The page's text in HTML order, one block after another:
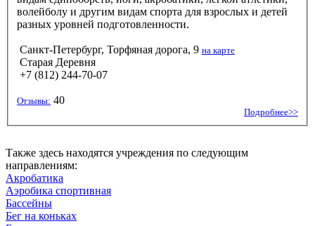
волейболу и другим видам спорта для взрослых и детей
разных уровней подготовленности.
Санкт-Петербург, Торфяная дорога, 9 на карте
Старая Деревня
+7 (812) 244-70-07
Отзывы: 40
Подробнее>>
Также здесь находятся учреждения по следующим
направлениям:
Акробатика
Аэробика спортивная
Бассейны
Бег на коньках